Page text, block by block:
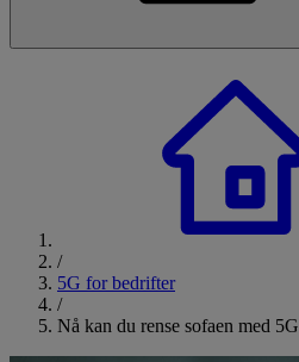
/
5G for bedrifter
/
Nå kan du rense sofaen med 5G